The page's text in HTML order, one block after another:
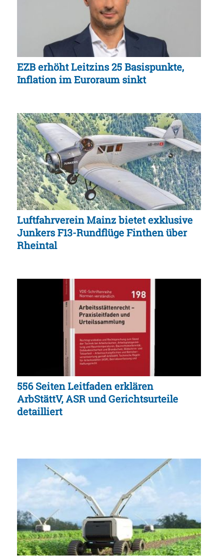
EZB erhöht Leitzins 25 Basispunkte,
Inflation im Euroraum sinkt
Luftfahrverein Mainz bietet exklusive
Junkers F13-Rundflüge Finthen über
Rheintal
556 Seiten Leitfaden erklären
ArbStättV, ASR und Gerichtsurteile
detailliert